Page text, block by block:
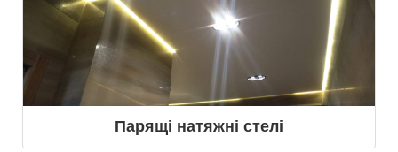
Парящі натяжні стелі